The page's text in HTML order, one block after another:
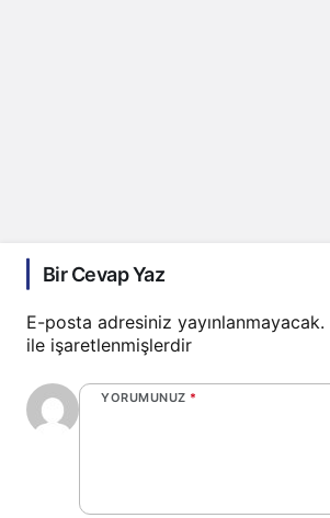
Bir Cevap Yaz
E-posta adresiniz yayınlanmayacak.
ile işaretlenmişlerdir
YORUMUNUZ *